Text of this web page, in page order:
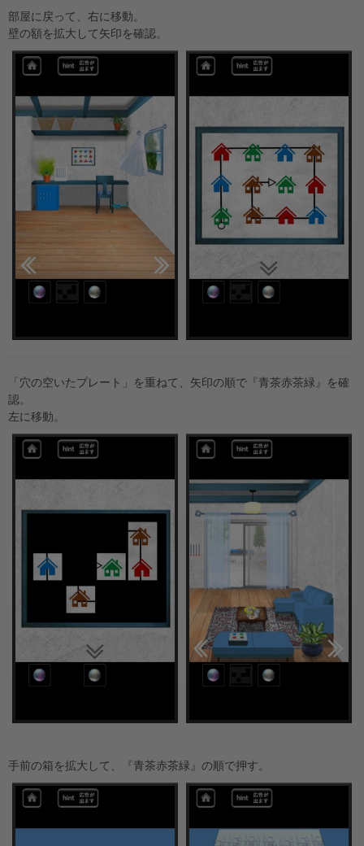
部屋に戻って、右に移動。
壁の額を拡大して矢印を確認。
「穴の空いたプレート」を重ねて、矢印の順で『青茶赤茶緑』を確
認。
左に移動。
手前の箱を拡大して、『青茶赤茶緑』の順で押す。